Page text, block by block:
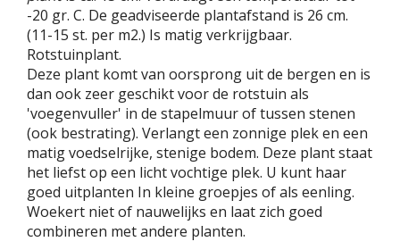
-20 gr. C. De geadviseerde plantafstand is 26 cm.
(11-15 st. per m2.) Is matig verkrijgbaar.
Rotstuinplant.
Deze plant komt van oorsprong uit de bergen en is
dan ook zeer geschikt voor de rotstuin als
'voegenvuller' in de stapelmuur of tussen stenen
(ook bestrating). Verlangt een zonnige plek en een
matig voedselrijke, stenige bodem. Deze plant staat
het liefst op een licht vochtige plek. U kunt haar
goed uitplanten In kleine groepjes of als eenling.
Woekert niet of nauwelijks en laat zich goed
combineren met andere planten.